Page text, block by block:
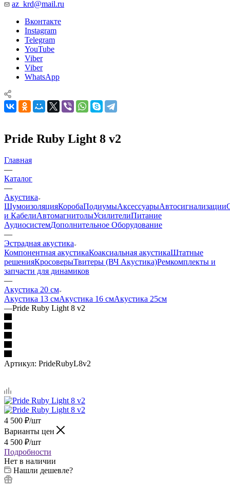
az_krd@mail.ru
Вконтакте
Instagram
Telegram
YouTube
Viber
Viber
WhatsApp
Pride Ruby Light 8 v2
Главная
—
Каталог
—
Акустика
ШумоизоляцияКоробаПодиумыАксессуарыАвтосигнализации
и КабелиАвтомагнитолыУсилителиПитание
АудиосистемДополнительное Оборудование
—
Эстрадная акустика
Компонентная акустикаКоаксиальная акустикаШтатные
решенияКросоверыТвитеры (ВЧ Акустика)Ремкомплекты и
запчасти для динамиков
—
Акустика 20 см
Акустика 13 смАкустика 16 смАкустика 25см
—Pride Ruby Light 8 v2
Артикул: PrideRubyL8v2
4 500 ₽/шт
Варианты цен
4 500 ₽/шт
Подробности
Нет в наличии
Нашли дешевле?